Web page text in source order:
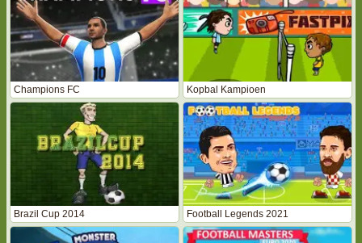
Champions FC Kopbal Kampioen
Brazil Cup 2014 Football Legends 2021